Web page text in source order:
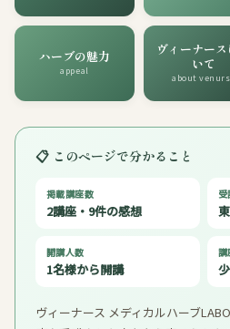
ハーブの魅力
appeal
ヴィーナー
いて
about
📋 このページで分かること
掲載講座数
2講座・9件の感想
受
開講人数
1名様から開講
講
ヴィーナース メディカルハーブ